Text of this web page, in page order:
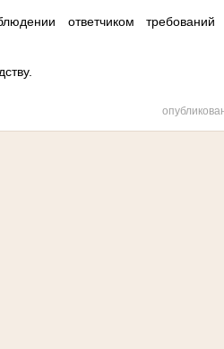
ответчиком требований